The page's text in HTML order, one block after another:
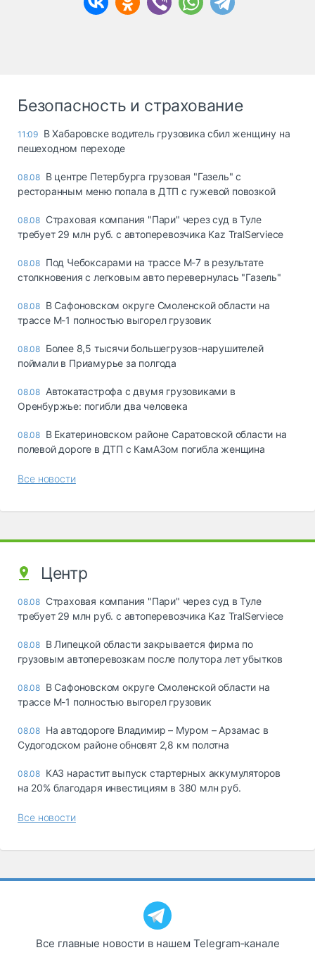
Безопасность и страхование
11:09 В Хабаровске водитель грузовика сбил женщину на
пешеходном переходе
08.08 В центре Петербурга грузовая "Газель" с
ресторанным меню попала в ДТП с гужевой повозкой
08.08 Страховая компания "Пари" через суд в Туле
требует 29 млн руб. с автоперевозчика Kaz TralServiece
08.08 Под Чебоксарами на трассе М-7 в результате
столкновения с легковым авто перевернулась "Газель"
08.08 В Сафоновском округе Смоленской области на
трассе М-1 полностью выгорел грузовик
08.08 Более 8,5 тысячи большегрузов-нарушителей
поймали в Приамурье за полгода
08.08 Автокатастрофа с двумя грузовиками в
Оренбуржье: погибли два человека
08.08 В Екатериновском районе Саратовской области на
полевой дороге в ДТП с КамАЗом погибла женщина
Все новости
Центр
08.08 Страховая компания "Пари" через суд в Туле
требует 29 млн руб. с автоперевозчика Kaz TralServiece
08.08 В Липецкой области закрывается фирма по
грузовым автоперевозкам после полутора лет убытков
08.08 В Сафоновском округе Смоленской области на
трассе М-1 полностью выгорел грузовик
08.08 На автодороге Владимир – Муром – Арзамас в
Судогодском районе обновят 2,8 км полотна
08.08 КАЗ нарастит выпуск стартерных аккумуляторов
на 20% благодаря инвестициям в 380 млн руб.
Все новости
Все главные новости в нашем Telegram‑канале